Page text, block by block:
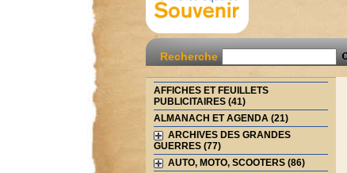
Recherche
AFFICHES ET FEUILLETS
PUBLICITAIRES (41)
ALMANACH ET AGENDA (21)
ARCHIVES DES GRANDES
GUERRES (77)
AUTO, MOTO, SCOOTERS (86)